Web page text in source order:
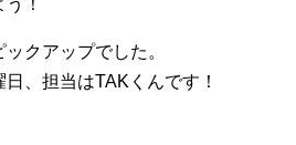
！
クアップでした。
、担当はTAKくんです！